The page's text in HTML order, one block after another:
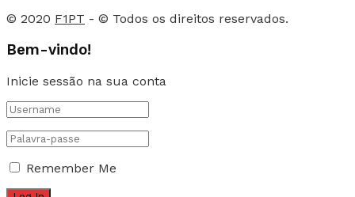
© 2020 F1PT - © Todos os direitos reservados.
Bem-vindo!
Inicie sessão na sua conta
Remember Me